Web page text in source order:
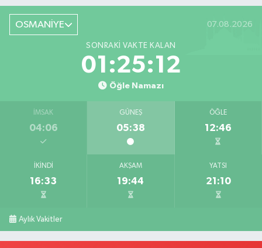
OSMANİYE 07.08.2026
SONRAKI VAKTE KALAN
01:25:11
Öğle Namazı
İMSAK
04:06
GÜNEŞ
05:38
ÖĞLE
12:46
İKINDI
16:33
AKŞAM
19:44
YATSI
21:10
Aylık Vakitler